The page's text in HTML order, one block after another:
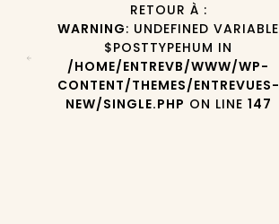
RETOUR À :
WARNING: UNDEFINED VARIABLE
$POSTTYPEHUM IN
/HOME/ENTREVB/WWW/WP-
CONTENT/THEMES/ENTREVUES-
NEW/SINGLE.PHP ON LINE 147